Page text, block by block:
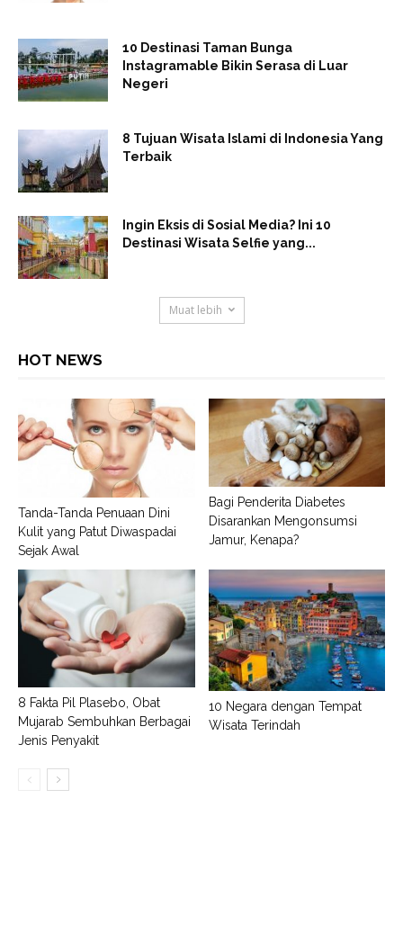
10 Destinasi Taman Bunga
Instagramable Bikin Serasa di Luar
Negeri
8 Tujuan Wisata Islami di Indonesia Yang
Terbaik
Ingin Eksis di Sosial Media? Ini 10
Destinasi Wisata Selfie yang...
Muat lebih
HOT NEWS
Tanda-Tanda Penuaan Dini
Kulit yang Patut Diwaspadai
Sejak Awal
Bagi Penderita Diabetes
Disarankan Mengonsumsi
Jamur, Kenapa?
8 Fakta Pil Plasebo, Obat
Mujarab Sembuhkan Berbagai
Jenis Penyakit
10 Negara dengan Tempat
Wisata Terindah